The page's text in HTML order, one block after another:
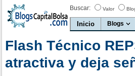
Buscar: Valor
Inicio Blogs
Flash Técnico
atractiva y deja